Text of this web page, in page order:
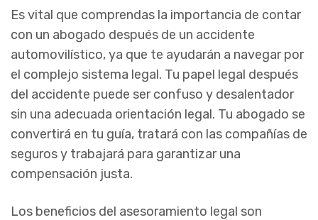
Es vital que comprendas la importancia de contar
con un abogado después de un accidente
automovilístico, ya que te ayudarán a navegar por
el complejo sistema legal. Tu papel legal después
del accidente puede ser confuso y desalentador
sin una adecuada orientación legal. Tu abogado se
convertirá en tu guía, tratará con las compañías de
seguros y trabajará para garantizar una
compensación justa.
Los beneficios del asesoramiento legal son